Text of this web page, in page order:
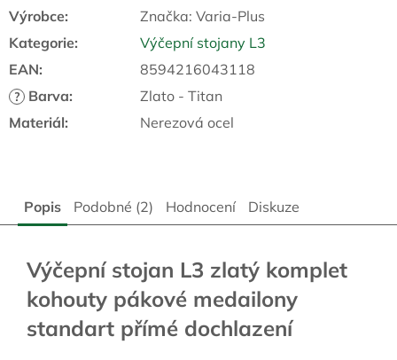
Výrobce:
Značka: Varia-Plus
Kategorie:
Výčepní stojany L3
EAN: 8594216043118
? Barva:
Zlato - Titan
Materiál: Nerezová ocel
Popis Podobné (2) Hodnocení Diskuze
Výčepní stojan L3 zlatý komplet
kohouty pákové medailony
standart přímé dochlazení